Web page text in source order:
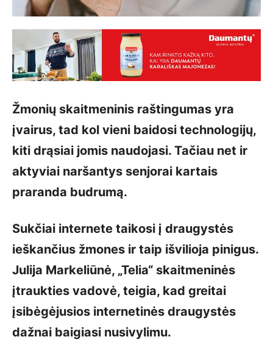
Žmonių skaitmeninis raštingumas yra
įvairus, tad kol vieni baidosi technologijų,
kiti drąsiai jomis naudojasi. Tačiau net ir
aktyviai naršantys senjorai kartais
praranda budrumą.
Sukčiai internete taikosi į draugystės
ieškančius žmones ir taip išvilioja pinigus.
Julija Markeliūnė, „Telia“ skaitmeninės
įtraukties vadovė, teigia, kad greitai
įsibėgėjusios internetinės draugystės
dažnai baigiasi nusivylimu.